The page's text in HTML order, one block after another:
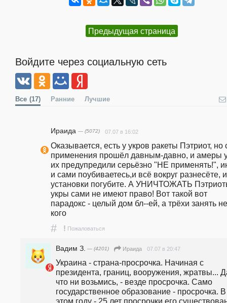
Предыдущая страница
Войдите через социальную сеть
Все (17) Ранние Лучшие
Ираида — (5072) 07.07 в 16:02
Оказывается, есть у укров ракеты Пэтриот, но
применения прошёл давным-давно, и амеры
их предупредили серьёзно "НЕ применять!",
и сами поубиваетесь,и всё вокруг разнесёте, и
установки погубите. А УНИЧТОЖАТЬ
укры сами не имеют право! Вот такой вот
парадокс - целый дом бл--ей, а трёхи занять
кого
# ! Пожаловаться
Вадим З. — (4201) Ираида 07.07 в 20:47
Украина - страна-просрочка. Начиная с
президента, границ, вооружения, жратвы...
что ни возьмись, - везде просрочка. Само
государственное образование - просрочка. В
этом году - 25 лет просрочки его